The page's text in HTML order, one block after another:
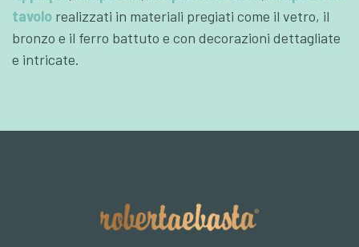
tavolo realizzati in materiali pregiati come il vetro, il
bronzo e il ferro battuto e con decorazioni dettagliate
e intricate.